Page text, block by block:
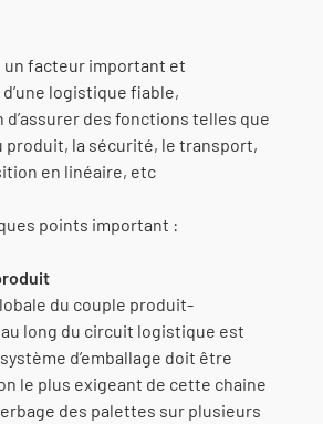
un facteur important et
logistique fiable,
des fonctions telles que
produit, la sécurité, le transport,
en linéaire, etc
points important :
du couple produit-
long du circuit logistique est
d’emballage doit être
le plus exigeant de cette chaine
des palettes sur plusieurs